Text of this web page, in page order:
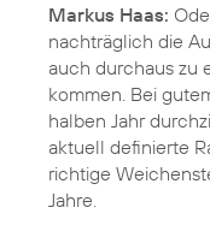
Markus Haas:
nachträglich die
auch durchaus zu
kommen. Bei
halben Jahr
aktuell definierte
richtige
Jahre.